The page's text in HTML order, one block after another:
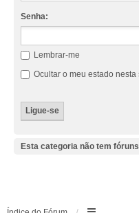
Senha:
Lembrar-me
Ocultar o meu estado nesta
Esta categoria não tem